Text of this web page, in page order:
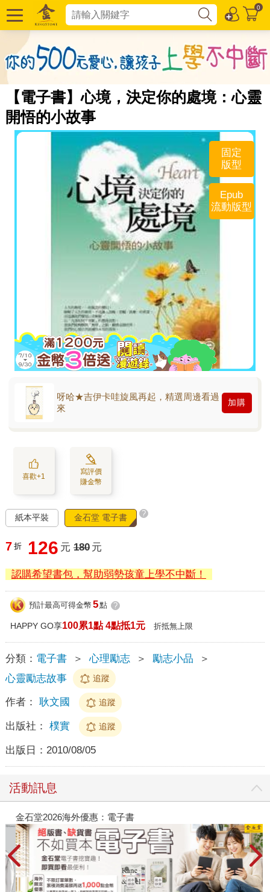
0
【電子書】心境，決定你的處境：心靈
開悟的小故事
固定
版型
Epub
流動版型
呀哈★吉伊卡哇旋風再起，精選周邊看過
來
加購
喜歡+1
寫評價
賺金幣
紙本平裝 金石堂 電子書 ?
7 折 126 元 180 元
認購希望書包，幫助弱勢孩童上學不中斷！
預計最高可得金幣 5點 ?
HAPPY GO享100累1點 4點抵1元 折抵無上限
分類： 電子書 ＞ 心理勵志 ＞ 勵志小品
＞
心靈勵志故事
追蹤
作者： 耿文國 追蹤
出版社： 樸實 追蹤
出版日： 2010/08/05
活動訊息
金石堂2026海外優惠：電子書